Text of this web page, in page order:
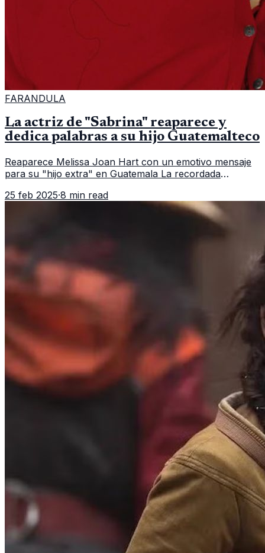
FARANDULA
La actriz de "Sabrina" reaparece y
dedica palabras a su hijo Guatemalteco
Reaparece Melissa Joan Hart con un emotivo mensaje
para su "hijo extra" en Guatemala La recordada
seguidores guatemaltecos Melissa J
25 feb 2025·8 min read